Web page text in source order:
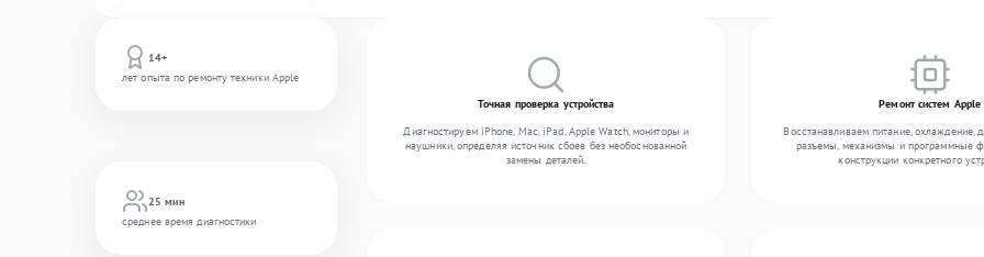
14+
лет опыта по ремонту техники Apple
25 мин
среднее время диагностики
Точная проверка устройства
Диагностируем iPhone, Mac, iPad, Apple Watch, мониторы и
наушники, определяя источник сбоев без необоснованной
замены деталей.
Ремонт систем Apple
Восстанавливаем питание, охлаждение,
разъемы, механизмы и программные
конструкции конкретного